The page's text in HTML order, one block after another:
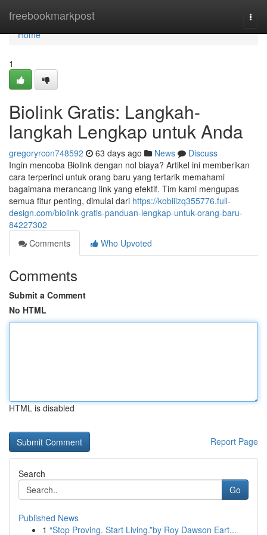
freebookmarkpost
Home
Home
1
Biolink Gratis: Langkah-
langkah Lengkap untuk Anda
gregoryrcon748592 63 days ago News
Discuss
Ingin mencoba Biolink dengan nol biaya? Artikel ini memberikan
cara terperinci untuk orang baru yang tertarik memahami
bagaimana merancang link yang efektif. Tim kami mengupas
semua fitur penting, dimulai dari https://kobiiizq355776.full-
design.com/biolink-gratis-panduan-lengkap-untuk-orang-baru-
84227302
Comments
Who Upvoted
Comments
Submit a Comment
No HTML
HTML is disabled
Report Page
Search
Go
Published News
1 “Stop Proving. Start Living.”by Roy Dawson Eart...